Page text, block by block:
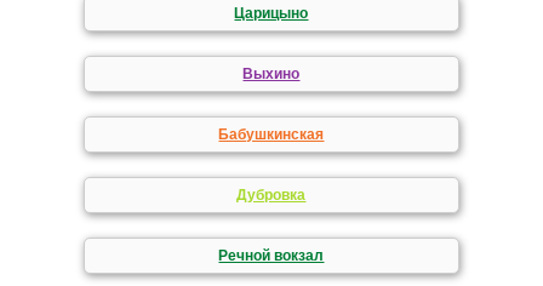
Царицыно
Выхино
Бабушкинская
Дубровка
Речной вокзал